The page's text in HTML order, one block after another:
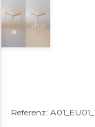
Referenz: